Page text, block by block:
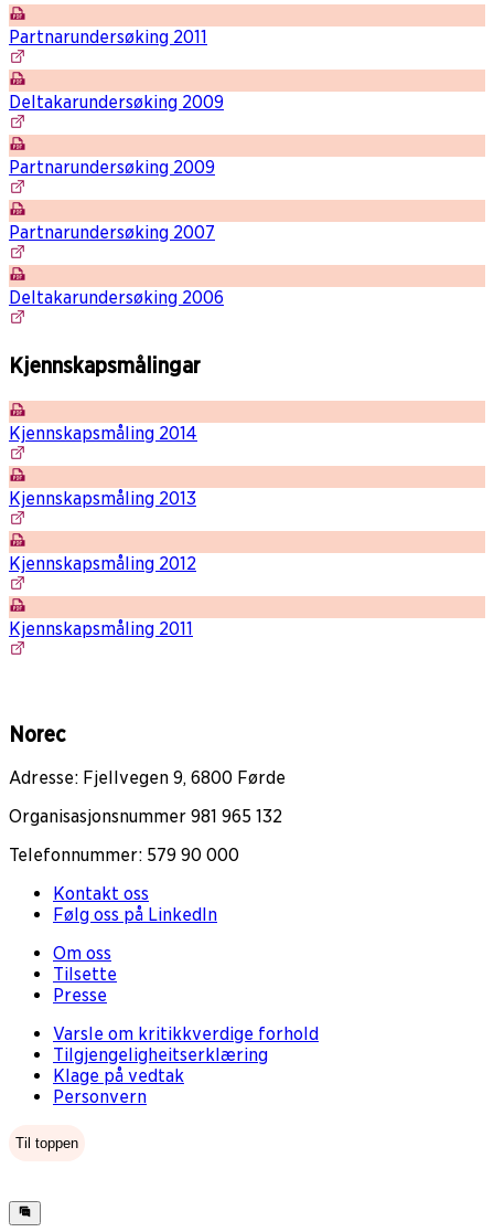
Partnarundersøking 2011
Deltakarundersøking 2009
Partnarundersøking 2009
Partnarundersøking 2007
Deltakarundersøking 2006
Kjennskapsmålingar
Kjennskapsmåling 2014
Kjennskapsmåling 2013
Kjennskapsmåling 2012
Kjennskapsmåling 2011
Norec
Adresse: Fjellvegen 9, 6800 Førde
Organisasjonsnummer 981 965 132
Telefonnummer: 579 90 000
Kontakt oss
Følg oss på LinkedIn
Om oss
Tilsette
Presse
Varsle om kritikkverdige forhold
Tilgjengeligheitserklæring
Klage på vedtak
Personvern
Til toppen